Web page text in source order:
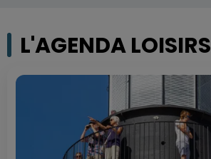
L'AGENDA LOISIRS